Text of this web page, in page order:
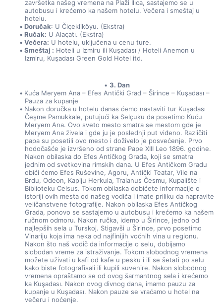
završetka našeg vremena na Plaži Ilıca, sastajemo se u
autobusu i krećemo ka našem hotelu. Večera i smeštaj u
hotelu.
Doručak: U Čiçekliköyu. (Ekstra)
Ručak: U Alaçatı. (Ekstra)
Večera: U hotelu, uključena u cenu ture.
Smeštaj : Hoteli u Izmiru ili Kuşadası / Hoteli Anemon u
Izmiru, Kuşadası Green Gold Hotel itd.
3. Dan
Kuća Meryem Ana – Efes Antički Grad – Širince – Kuşadası –
Pauza za kupanje
Nakon doručka u hotelu danas ćemo nastaviti tur Kuşadası
Čeşme Pamukkale, putujući ka Selçuku da posetimo Kuću
Meryem Ana. Ovo sveto mesto smatra se mestom gde je
Meryem Ana živela i gde ju je poslednji put viđeno. Različiti
papa su posetili ovo mesto i doživelo je posvećenje. Prvo
hodočašće je izvršeno od strane Pape XIII Leo 1896. godine.
Nakon obilaska do Efes Antičkog Grada, koji se smatra
jednim od svetkovina rimskih dana. U Efes Antičkom Gradu
obići ćemo Efes Ruševine, Agoru, Antički Teatar, Vile na
Brdu, Odeon, Kapiju Herkula, Traianus Česmu, Kupalište i
Biblioteku Celsus. Tokom obilaska dobićete informacije o
istoriji ovih mesta od našeg vodiča i imate priliku da napravite
veličanstvene fotografije. Nakon obilaska Efes Antičkog
Grada, ponovo se sastajemo u autobusu i krećemo ka našem
ručnom odmoru. Nakon ručka, idemo u Širince, jedno od
najlepših sela u Turskoj. Stigavši u Širince, prvo posetimo
Vinariju koja ima neka od najfinijih voćnih vina u regionu.
Nakon što naš vodič da informacije o selu, dobijamo
slobodan vreme za istraživanje. Tokom slobodnog vremena
možete uživati u kafi od kafe u pesku i ili se šetati po selu
kako biste fotografisali ili kupili suvenire. Nakon slobodnog
vremena opraštamo se od ovog šarmantnog sela i krećemo
ka Kuşadası. Nakon ovog divnog dana, imamo pauzu za
kupanje u Kuşadası. Nakon pauze se vraćamo u hotel na
večeru i noćenje.